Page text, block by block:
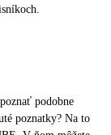
podobne
poznatky? Na to